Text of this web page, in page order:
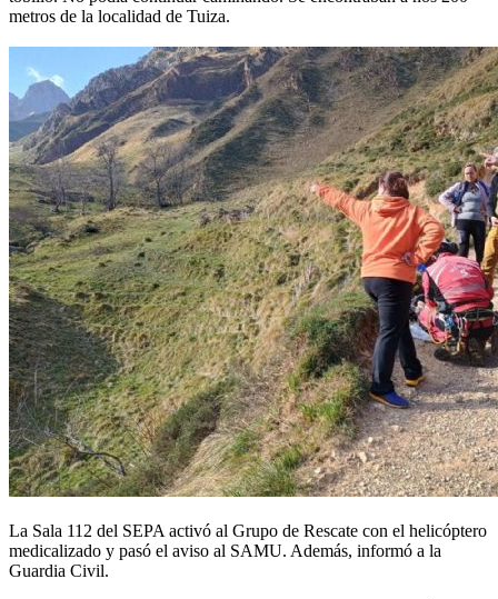
metros de la localidad de Tuiza.
La Sala 112 del SEPA activó al Grupo de Rescate con el helicóptero
medicalizado y pasó el aviso al SAMU. Además, informó a la
Guardia Civil.